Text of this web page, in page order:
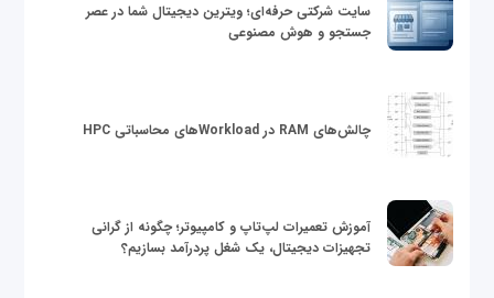
سایت شرکتی حرفه‌ای؛ ویترین دیجیتال شما در عصر
جستجو و هوش مصنوعی
چالش‌های RAM در Workloadهای محاسباتی HPC
آموزش تعمیرات لپ‌تاپ و کامپیوتر؛ چگونه از گرانی
تجهیزات دیجیتال، یک شغل پردرآمد بسازیم؟